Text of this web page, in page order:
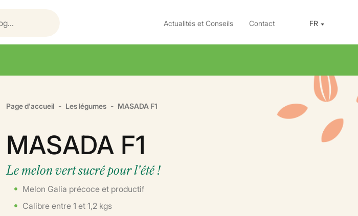
Actualités et Conseils Contact FR
Page d'accueil Les légumes MASADA F1
MASADA F1
Le melon vert sucré pour l'été !
Melon Galia précoce et productif
Calibre entre 1 et 1,2 kgs